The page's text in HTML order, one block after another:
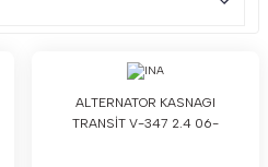
ALTERNATOR KASNAGI
TRANSİT V-347 2.4 06-